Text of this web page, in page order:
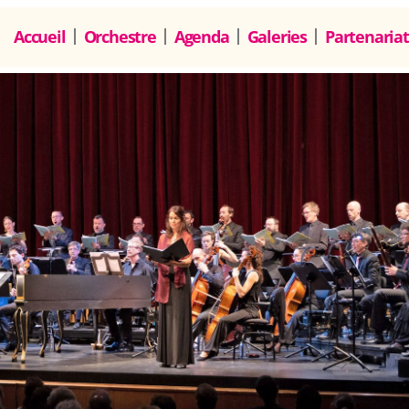
Accueil Orchestre Agenda Galeries Partenariat